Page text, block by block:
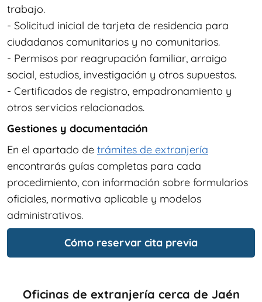
trabajo.
- Solicitud inicial de tarjeta de residencia para
ciudadanos comunitarios y no comunitarios.
- Permisos por reagrupación familiar, arraigo
social, estudios, investigación y otros supuestos.
- Certificados de registro, empadronamiento y
otros servicios relacionados.
Gestiones y documentación
En el apartado de trámites de extranjería
encontrarás guías completas para cada
procedimiento, con información sobre formularios
oficiales, normativa aplicable y modelos
administrativos.
Cómo reservar cita previa
Oficinas de extranjería cerca de Jaén